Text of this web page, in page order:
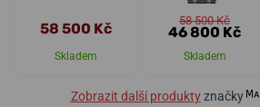
58 500 Kč
Skladem
58 500 Kč
46 800 Kč
Skladem
Zobrazit další produktyznačky